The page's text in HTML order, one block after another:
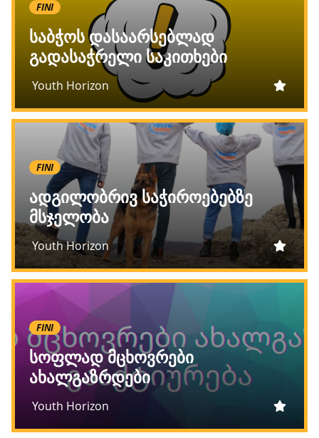
FINI
საბჭოს დასაარსებლად
გადასაჭრელი საკითხები
Youth Horizon
FINI
ადგილობრივ საჭიროებებზე
მსჯელობა
Youth Horizon
FINI
სოფლად მცხოვრები
ახალგაზრდები
Youth Horizon